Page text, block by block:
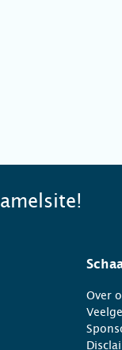
Over